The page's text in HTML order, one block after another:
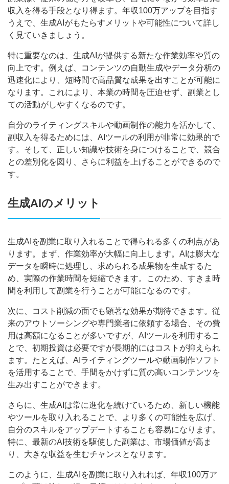
収入を得る手段となり得ます。年収100万アップを目指す
うえで、生成AIがもたらすメリットや可能性について詳し
く見ていきましょう。
特に重要なのは、生成AIが提供する新たな作業効率や質の
向上です。例えば、コンテンツの自動生成やデータ分析の
迅速化により、短時間で高品質な成果を出すことが可能に
なります。これにより、本業の時間を圧迫せず、副業とし
ての活動がしやすくなるのです。
自分のライティングスキルや動画制作の能力を活かして、
副収入を得るためには、AIツールの利用が非常に効果的で
す。そして、正しい知識や技術を身につけることで、競合
との差別化を図り、さらに利益を上げることができるので
す。
生成AIのメリット
生成AIを副業に取り入れることで得られる多くの利点があ
ります。まず、作業効率が大幅に向上します。AIは膨大な
データを瞬時に処理し、求められる成果物を生成するた
め、実際の作業時間を短縮できます。このため、すきま時
間を利用して副業を行うことが可能になるのです。
次に、コスト削減の面でも顕著な効果が期待できます。従
来のアウトソーシングや専門業者に依頼する場合、その費
用は高額になることが多いですが、AIツールを利用するこ
とで、初期投資は必要ですが長期的にはコストが抑えられ
ます。たとえば、AIライティングツールや動画制作ソフト
を活用することで、手間をかけずに質の高いコンテンツを
生み出すことができます。
さらに、生成AIは常に進化を続けているため、新しい機能
やツールを取り入れることで、より多くの可能性を広げ、
自分のスキルをアップデートすることも容易になります。
特に、最新のAI技術を駆使した副業は、市場価値が高ま
り、大きな収益を生むチャンスとなります。
このように、生成AIを副業に取り入れれば、年収100万ア